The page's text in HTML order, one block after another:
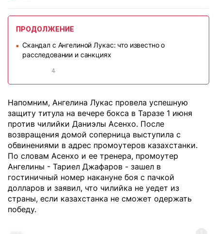
ПРОДОЛЖЕНИЕ
■
Скандал с Ангелиной Лукас: что известно о
расследовании и санкциях
4
Напомним, Ангелина Лукас провела успешную
защиту титула на вечере бокса в Таразе 1 июня
против чилийки Даниэлы Асенхо. После
возвращения домой соперница выступила с
обвинениями в адрес промоутеров казахстанки.
По словам Асенхо и ее тренера, промоутер
Ангелины - Тариел Джафаров - зашел в
гостиничный номер накануне боя с пачкой
долларов и заявил, что чилийка не уедет из
страны, если казахстанка не сможет одержать
победу.